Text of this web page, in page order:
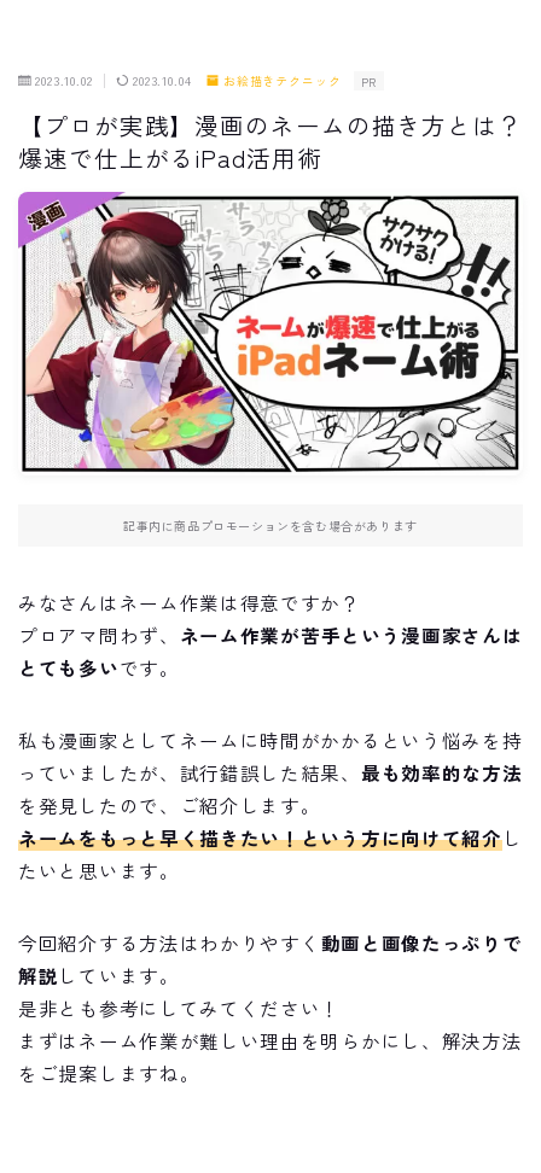
2023.10.02 2023.10.04 お絵描きテクニック PR
【プロが実践】漫画のネームの描き方とは？
爆速で仕上がるiPad活用術
記事内に商品プロモーションを含む場合があります
みなさんはネーム作業は得意ですか？
プロアマ問わず、 ネーム作業が苦手という漫画家さんは
とても多いです。
私も漫画家としてネームに時間がかかるという悩みを持
っていましたが、試行錯誤した結果、 最も効率的な方法
を発見したので、ご紹介します。
ネームをもっと早く描きたい！という方に向けて紹介し
たいと思います。
今回紹介する方法はわかりやすく 動画と画像たっぷりで
解説 しています。
是非とも参考にしてみてください！
まずはネーム作業が難しい理由を明らかにし、解決方法
をご提案しますね。